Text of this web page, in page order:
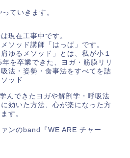
ていきます。
現在工事中です。
ソッド講師「はっぱ」です。
ゆるメソッド」とは、私が小１
を卒業できた、ヨガ・筋膜リリ
法・姿勢・食事法をすべてを詰
ッド
んできたヨガや解剖学・呼吸法
効いた方法、心が楽になった方
す。
ンのband『WE ARE チャー